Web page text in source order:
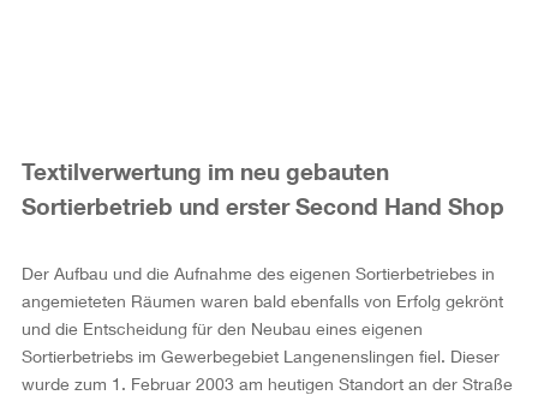
Textilverwertung im neu gebauten
Sortierbetrieb und erster Second Hand Shop
Der Aufbau und die Aufnahme des eigenen Sortierbetriebes in
angemieteten Räumen waren bald ebenfalls von Erfolg gekrönt
und die Entscheidung für den Neubau eines eigenen
Sortierbetriebs im Gewerbegebiet Langenenslingen fiel. Dieser
wurde zum 1. Februar 2003 am heutigen Standort an der Straße